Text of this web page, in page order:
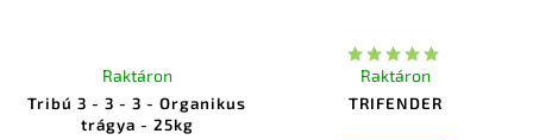
Tribú 3 - 3 - 3 - Organikus
trágya - 25kg
Raktáron
TRIFENDER
Raktáron